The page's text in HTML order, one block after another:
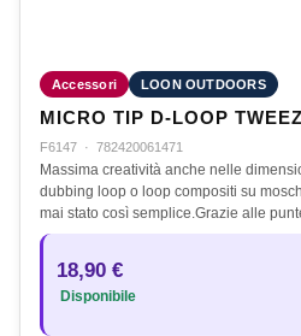
Accessori LOON OUTDOORS
MICRO TIP D-LOOP
F6147 · 782420061471
Massima creatività anche nelle
dubbing loop o loop compositi su
mai stato così semplice.Grazie alle
18,90 €
Disponibile